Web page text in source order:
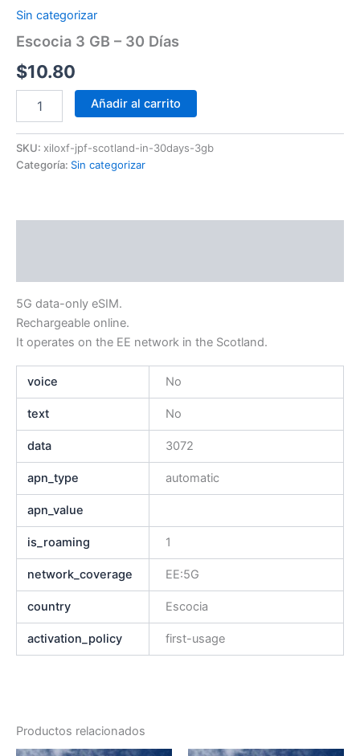
Sin categorizar
Escocia 3 GB – 30 Días
$10.80
Añadir al carrito
SKU: xiloxf-jpf-scotland-in-30days-3gb
Categoría: Sin categorizar
5G data-only eSIM.
Rechargeable online.
It operates on the EE network in the Scotland.
voice No
text No
data 3072
apn_type automatic
apn_value
is_roaming 1
network_coverage EE:5G
country Escocia
activation_policy first-usage
Productos relacionados